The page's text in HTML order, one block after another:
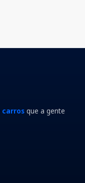
carros que a gente